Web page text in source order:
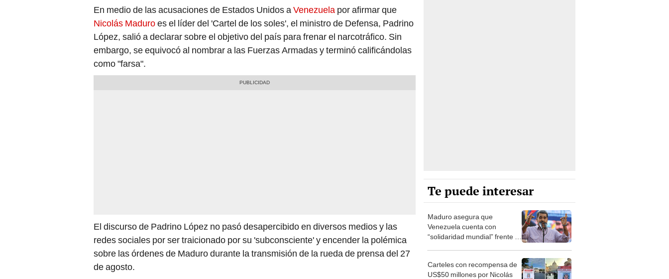
En medio de las acusaciones de Estados Unidos aVenezuela por afirmar que
Nicolás Maduroes el líder del 'Cartel de los soles', el ministro de Defensa, Padrino
López, salió a declarar sobre el objetivo del país para frenar el narcotráfico. Sin
embargo, se equivocó al nombrar a las Fuerzas Armadas y terminó calificándolas
como "farsa".
El discurso de Padrino López no pasó desapercibido en diversos medios y las
redes sociales por ser traicionado por su 'subconsciente' y encender la polémica
sobre las órdenes de Maduro durante la transmisión de la rueda de prensa del 27
de agosto.
Te puede interesar
Maduro asegura que
Venezuela cuenta con
“solidaridad mundial” frente al
Carteles con recompensa de
US$50 millones por Nicolás